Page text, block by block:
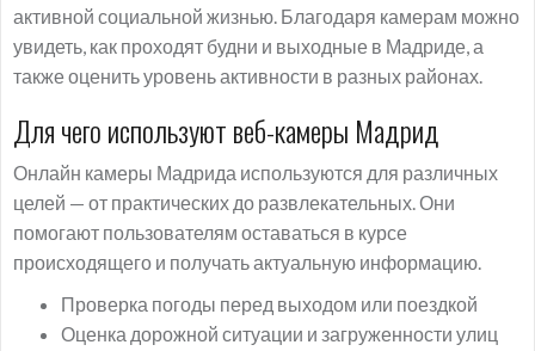
активной социальной жизнью. Благодаря камерам можно
увидеть, как проходят будни и выходные в Мадриде, а
также оценить уровень активности в разных районах.
Для чего используют веб-камеры Мадрид
Онлайн камеры Мадрида используются для различных
целей — от практических до развлекательных. Они
помогают пользователям оставаться в курсе
происходящего и получать актуальную информацию.
Проверка погоды перед выходом или поездкой
Оценка дорожной ситуации и загруженности улиц